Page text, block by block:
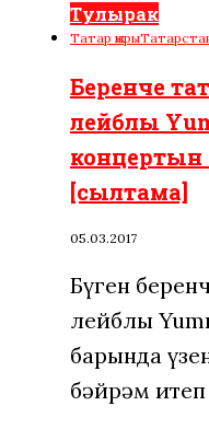
Тулырак
Татар җыры
Беренче
лейблы
концертын
[сылтама]
05.03.2017
Бүген
лейблы
барында
бәйрәм